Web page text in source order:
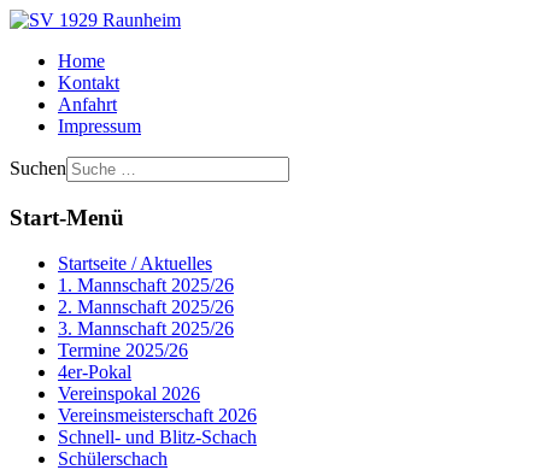
Home
Kontakt
Anfahrt
Impressum
Suchen
Start-Menü
Startseite / Aktuelles
1. Mannschaft 2025/26
2. Mannschaft 2025/26
3. Mannschaft 2025/26
Termine 2025/26
4er-Pokal
Vereinspokal 2026
Vereinsmeisterschaft 2026
Schnell- und Blitz-Schach
Schülerschach